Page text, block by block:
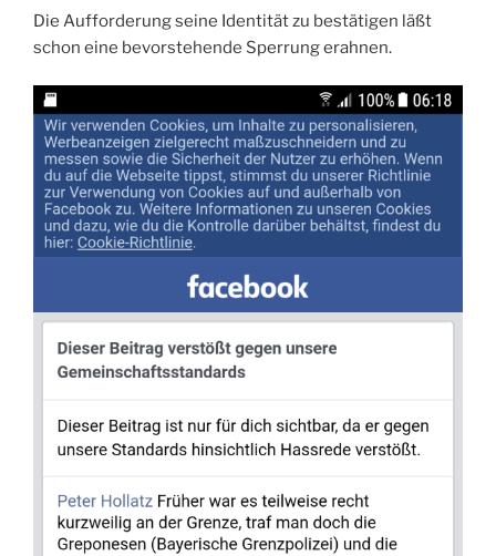
Die Aufforderung seine Identität zu bestätigen läßt
schon eine bevorstehende Sperrung erahnen.